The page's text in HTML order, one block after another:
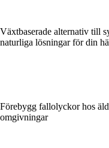
Växtbaserade alternativ till
naturliga lösningar för din
Förebygg fallolyckor hos
omgivningar